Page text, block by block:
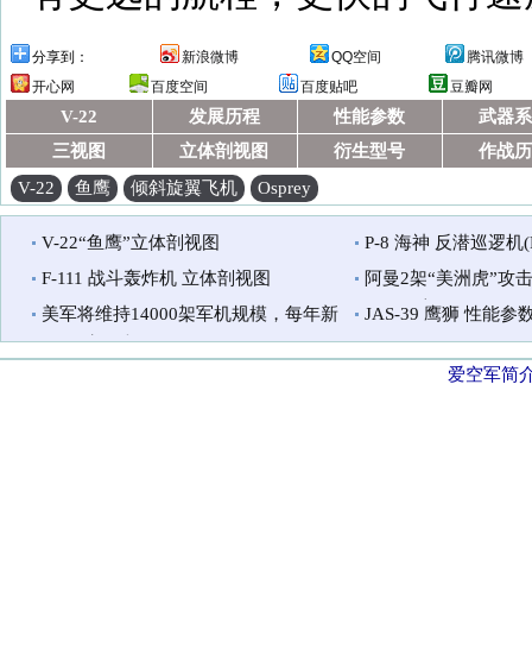
分享到： 新浪微博 QQ空间
腾讯微博
开心网
百度空间 百度贴吧 豆瓣网
V-22 发展历程 性能参数
武器
三视图
立体剖视图 衍生型号
作战
V-22
鱼鹰 倾斜旋翼飞机 Osprey
V-22“鱼鹰”立体剖视图
P-8 海神 反潜巡逻机
F-111 战斗轰炸机 立体剖视图
阿曼2架“美洲虎”攻
行员死亡
美军将维持14000架军机规模，每年新
购330架军机
JAS-39 鹰狮 性能参
爱空军简